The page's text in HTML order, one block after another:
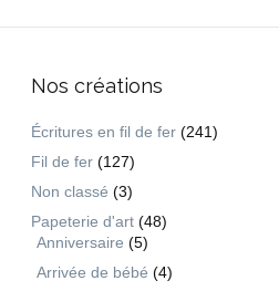
Nos créations
Écritures en fil de fer (241)
Fil de fer (127)
Non classé (3)
Papeterie d'art (48)
Anniversaire (5)
Arrivée de bébé (4)